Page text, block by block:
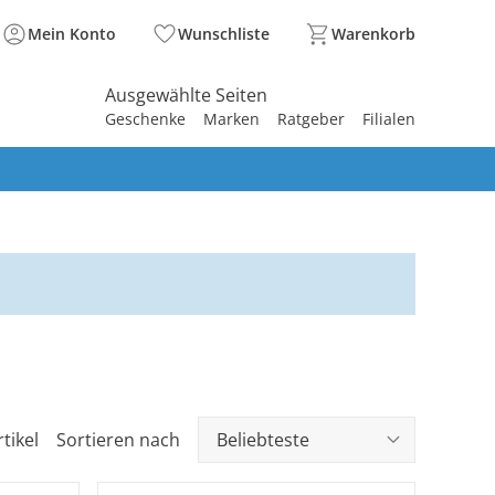
Mein Konto Wunschliste Warenkorb
Ausgewählte Seiten
Geschenke Marken Ratgeber Filialen
Sortieren nach